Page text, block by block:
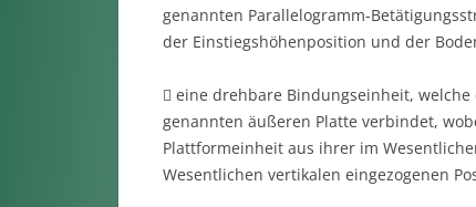
genannten Parallelogramm-
der Einstiegshöhenposition und der
 eine drehbare Bindungseinheit,
genannten äußeren Platte verbindet,
Plattformeinheit aus ihrer im
Wesentlichen vertikalen eingezogenen